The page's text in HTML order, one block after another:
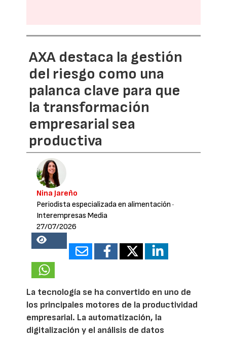
AXA destaca la gestión
del riesgo como una
palanca clave para que
la transformación
empresarial sea
productiva
Nina Jareño
Periodista especializada en alimentación ·
Interempresas Media
27/07/2026
16708
La tecnología se ha convertido en uno de
los principales motores de la productividad
empresarial. La automatización, la
digitalización y el análisis de datos